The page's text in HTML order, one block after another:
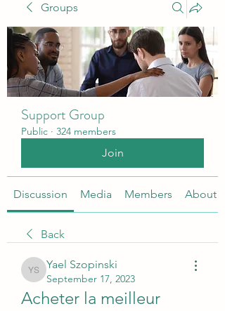
Groups
Support Group
Public · 324 members
Join
Discussion Media Members About
Back
Yael Szopinski
Yael Szopinski
September 17, 2023
Acheter la meilleur